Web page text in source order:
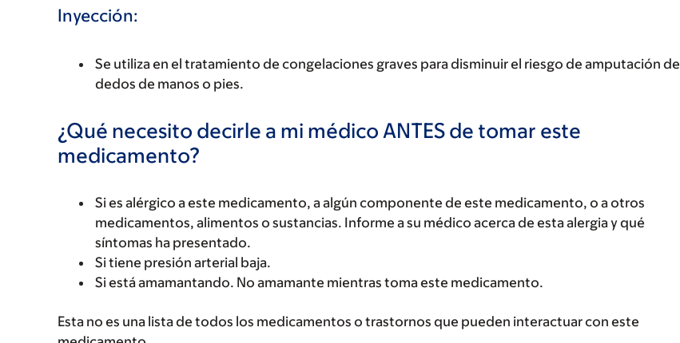
Inyección:
Se utiliza en el tratamiento de congelaciones graves para disminuir el riesgo de amputación de
dedos de manos o pies.
¿Qué necesito decirle a mi médico ANTES de tomar este
medicamento?
Si es alérgico a este medicamento, a algún componente de este medicamento, o a otros
medicamentos, alimentos o sustancias. Informe a su médico acerca de esta alergia y qué
síntomas ha presentado.
Si tiene presión arterial baja.
Si está amamantando. No amamante mientras toma este medicamento.
Esta no es una lista de todos los medicamentos o trastornos que pueden interactuar con este